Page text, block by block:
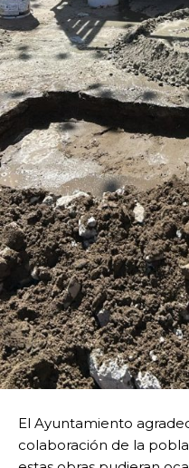
El Ayuntamiento
colaboración de la